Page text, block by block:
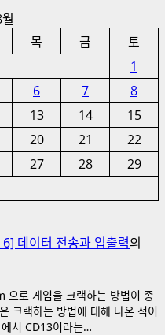
목 금
토
1
6 7
8
13 14
15
20 21
22
27 28
29
데이터 전송과 입출력의
로 게임을 크랙하는 방법이 종
크랙하는 방법에 대해 나온 적이
서 CD13이라는…